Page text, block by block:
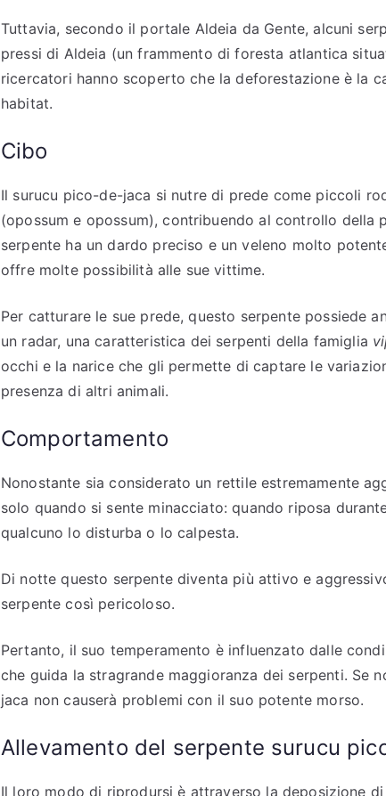
Tuttavia, secondo il portale Aldeia da Gente, alcuni
pressi di Aldeia (un frammento di foresta atlantica
ricercatori hanno scoperto che la deforestazione è la
habitat.
Cibo
Il surucu pico-de-jaca si nutre di prede come piccoli
(opossum e opossum), contribuendo al controllo della
serpente ha un dardo preciso e un veleno molto
offre molte possibilità alle sue vittime.
Per catturare le sue prede, questo serpente possiede
un radar, una caratteristica dei serpenti della famiglia
occhi e la narice che gli permette di captare le
presenza di altri animali.
Comportamento
Nonostante sia considerato un rettile estremamente
solo quando si sente minacciato: quando riposa
qualcuno lo disturba o lo calpesta.
Di notte questo serpente diventa più attivo e
serpente così pericoloso.
Pertanto, il suo temperamento è influenzato dalle
che guida la stragrande maggioranza dei serpenti. Se
jaca non causerà problemi con il suo potente morso.
Allevamento del serpente surucu
Il loro modo di riprodursi è attraverso la deposizione